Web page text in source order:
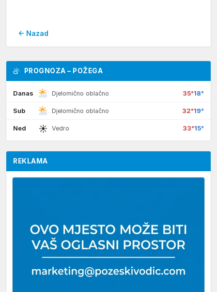
← Nazad
PROGNOZA – POŽEGA
Danas Djelomično oblačno 35°18°
Sub Djelomično oblačno 32°19°
Ned ☀ Vedro 33°15°
REKLAMA